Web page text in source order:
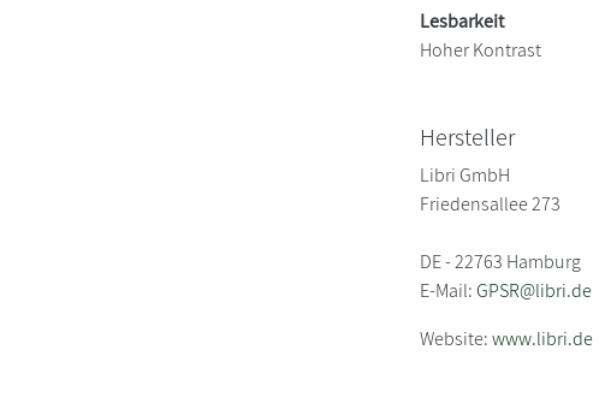
Lesbarkeit
Hoher Kontrast
Hersteller
Libri GmbH
Friedensallee 273
DE - 22763 Hamburg
E-Mail:GPSR@libri.de
Website:www.libri.de